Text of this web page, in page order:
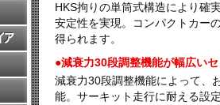
HKS拘りの単筒式構造により確
安定性を実現。コンパクトカー
得られます。
●減衰力30段調整機能が幅広い
減衰力30段調整機能によって、
能。サーキット走行に耐える設